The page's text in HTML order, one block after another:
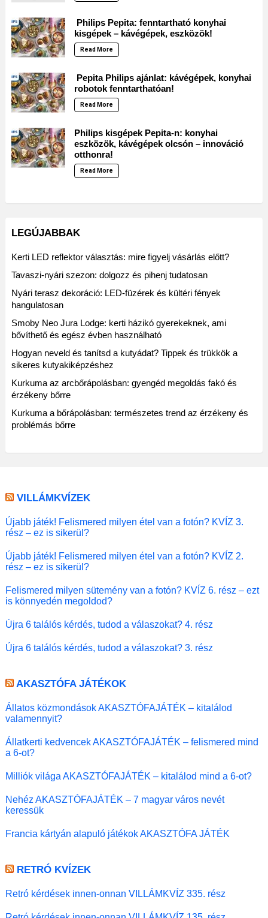
Philips Pepita: fenntartható konyhai
kisgépek – kávégépek, eszközök!
Read More
Pepita Philips ajánlat: kávégépek, konyhai
robotok fenntarthatóan!
Read More
Philips kisgépek Pepita-n: konyhai
eszközök, kávégépek olcsón – innováció
otthonra!
Read More
LEGÚJABBAK
Kerti LED reflektor választás: mire figyelj vásárlás előtt?
Tavaszi-nyári szezon: dolgozz és pihenj tudatosan
Nyári terasz dekoráció: LED-füzérek és kültéri fények
hangulatosan
Smoby Neo Jura Lodge: kerti házikó gyerekeknek, ami
bővíthető és egész évben használható
Hogyan neveld és tanítsd a kutyádat? Tippek és trükkök a
sikeres kutyakiképzéshez
Kurkuma az arcbőrápolásban: gyengéd megoldás fakó és
érzékeny bőrre
Kurkuma a bőrápolásban: természetes trend az érzékeny és
problémás bőrre
VILLÁMKVÍZEK
Újabb játék! Felismered milyen étel van a fotón? KVÍZ 3.
rész – ez is sikerül?
Újabb játék! Felismered milyen étel van a fotón? KVÍZ 2.
rész – ez is sikerül?
Felismered milyen sütemény van a fotón? KVÍZ 6. rész – ezt
is könnyedén megoldod?
Újra 6 találós kérdés, tudod a válaszokat? 4. rész
Újra 6 találós kérdés, tudod a válaszokat? 3. rész
AKASZTÓFA JÁTÉKOK
Állatos közmondások AKASZTÓFAJÁTÉK – kitalálod
valamennyit?
Állatkerti kedvencek AKASZTÓFAJÁTÉK – felismered mind
a 6-ot?
Milliók világa AKASZTÓFAJÁTÉK – kitalálod mind a 6-ot?
Nehéz AKASZTÓFAJÁTÉK – 7 magyar város nevét
keressük
Francia kártyán alapuló játékok AKASZTÓFA JÁTÉK
RETRÓ KVÍZEK
Retró kérdések innen-onnan VILLÁMKVÍZ 335. rész